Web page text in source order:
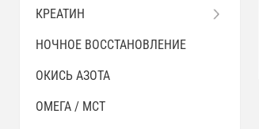
КРЕАТИН
НОЧНОЕ ВОССТАНОВЛЕНИЕ
ОКИСЬ АЗОТА
ОМЕГА / MCT